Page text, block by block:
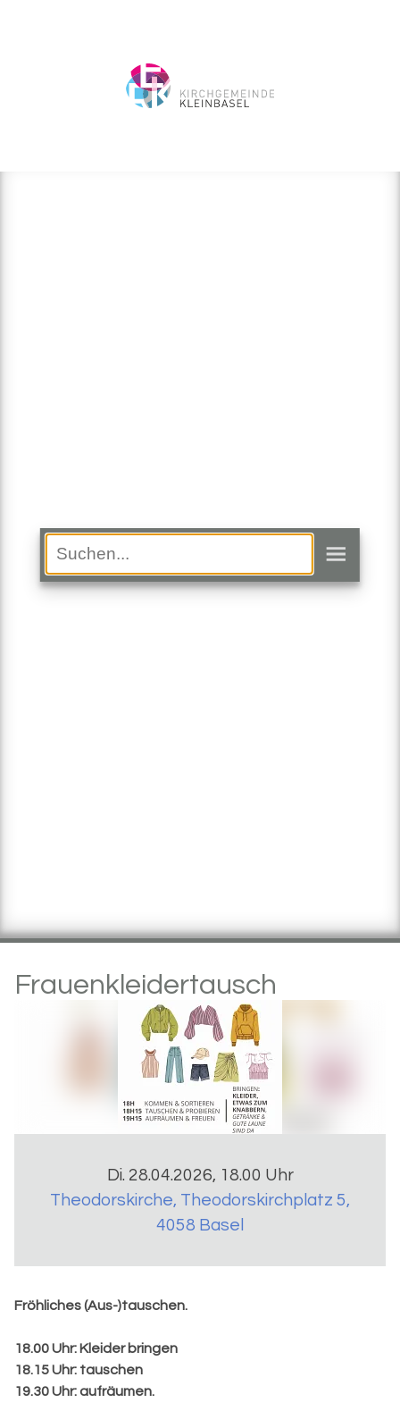
Frauenkleidertausch
Di. 28.04.2026, 18.00 Uhr
Theodorskirche, Theodorskirchplatz 5,
4058 Basel
Fröhliches (Aus-)tauschen.
18.00 Uhr: Kleider bringen
18.15 Uhr: tauschen
19.30 Uhr: aufräumen.